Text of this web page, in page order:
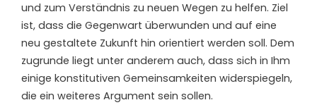
und zum Verständnis zu neuen Wegen zu helfen. Ziel
ist, dass die Gegenwart überwunden und auf eine
neu gestaltete Zukunft hin orientiert werden soll. Dem
zugrunde liegt unter anderem auch, dass sich in Ihm
einige konstitutiven Gemeinsamkeiten widerspiegeln,
die ein weiteres Argument sein sollen.